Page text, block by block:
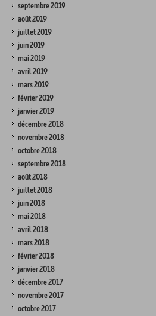
septembre 2019
août 2019
juillet 2019
juin 2019
mai 2019
avril 2019
mars 2019
février 2019
janvier 2019
décembre 2018
novembre 2018
octobre 2018
septembre 2018
août 2018
juillet 2018
juin 2018
mai 2018
avril 2018
mars 2018
février 2018
janvier 2018
décembre 2017
novembre 2017
octobre 2017